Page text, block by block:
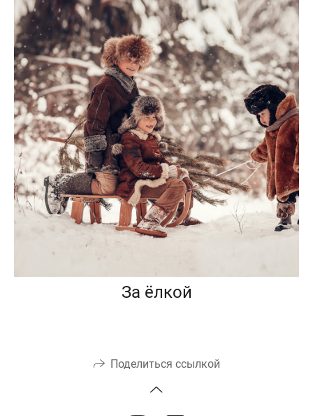
За ёлкой
Поделиться ссылкой